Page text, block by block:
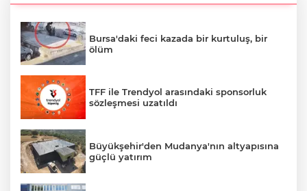
Bursa'daki feci kazada bir kurtuluş, bir
ölüm
TFF ile Trendyol arasındaki sponsorluk
sözleşmesi uzatıldı
Büyükşehir'den Mudanya'nın altyapısına
güçlü yatırım